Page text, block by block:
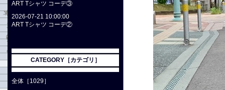
ART Tシャツ コーデ③
2026-07-21 10:00:00
ART Tシャツ コーデ②
CATEGORY［カテゴリ］
全体［1029］